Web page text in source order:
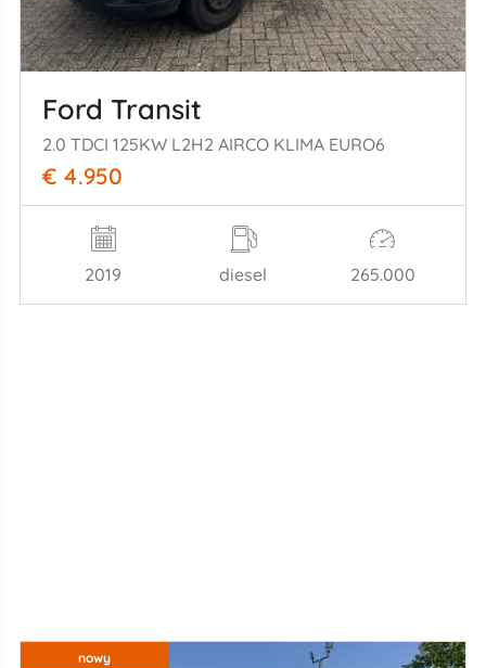
Ford Transit
2.0 TDCI 125KW L2H2 AIRCO KLIMA EURO6
€ 4.950
2019 diesel 265.000
nowy